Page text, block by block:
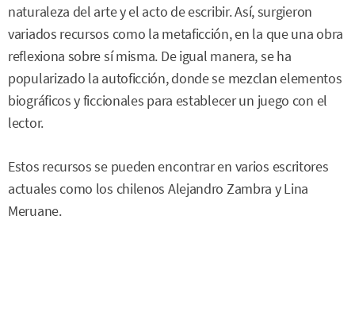
naturaleza del arte y el acto de escribir. Así, surgieron
variados recursos como la metaficción, en la que una obra
reflexiona sobre sí misma. De igual manera, se ha
popularizado la autoficción, donde se mezclan elementos
biográficos y ficcionales para establecer un juego con el
lector.
Estos recursos se pueden encontrar en varios escritores
actuales como los chilenos Alejandro Zambra y Lina
Meruane.